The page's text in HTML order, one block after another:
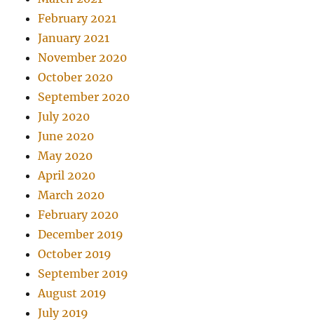
February 2021
January 2021
November 2020
October 2020
September 2020
July 2020
June 2020
May 2020
April 2020
March 2020
February 2020
December 2019
October 2019
September 2019
August 2019
July 2019